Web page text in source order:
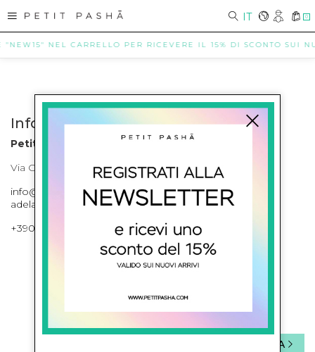
IT 0
"NEW15" NEL CARRELLO PER RICEVERE IL 15% DI SCONTO SUI
Info contatti
Petit Pasha
Via Cilea, 255 Napoli Corso Umberto I 301 Napoli
info@petitpasha.com, petitpasha@hotmail.it,
adelaide.petitpasha@hotmail.com
+39081643421 , +390812351280
ISCRIVITI ALLA NEWSLETTER
INVIA